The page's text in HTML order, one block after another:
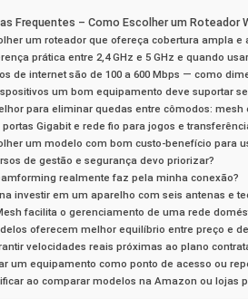
Frequentes – Como Escolher um Roteador
um roteador que ofereça cobertura ampla e
prática entre 2,4 GHz e 5 GHz e quando
de internet são de 100 a 600 Mbps — como
um bom equipamento deve suportar
para eliminar quedas entre cômodos: mesh
Gigabit e rede fio para jogos e
um modelo com bom custo‑benefício para
de gestão e segurança devo priorizar?
realmente faz pela minha conexão?
investir em um aparelho com seis antenas e
facilita o gerenciamento de uma rede
oferecem melhor equilíbrio entre preço e
velocidades reais próximas ao plano
um equipamento como ponto de acesso ou
ao comparar modelos na Amazon ou lojas